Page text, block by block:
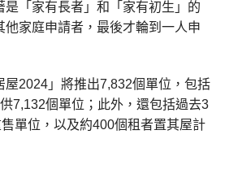
是「家有長者」和「家有初生」的
他家庭申請者，最後才輪到一人申
屋2024」將推出7,832個單位，包括
7,132個單位；此外，還包括過去3
單位，以及約400個租者置其屋計